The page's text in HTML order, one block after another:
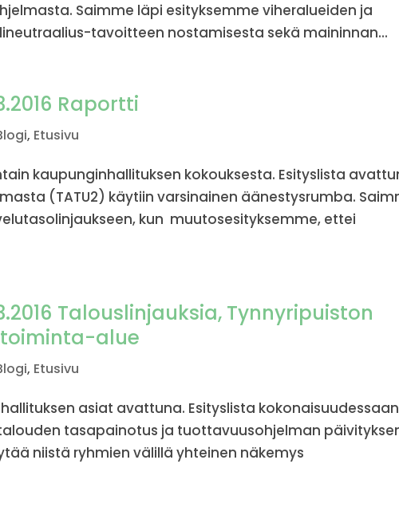
Saimme läpi esityksemme viheralueiden ja
tavoitteen nostamisesta sekä maininnan...
Raportti
, Etusivu
kaupunginhallituksen kokouksesta. Esityslista
(TATU2) käytiin varsinainen äänestysrumba.
kun muutosesityksemme, ettei
Talouslinjauksia, Tynnyripuiston
alue
, Etusivu
asiat avattuna. Esityslista kokonaisuudessaan
tasapainotus ja tuottavuusohjelman
niistä ryhmien välillä yhteinen näkemys